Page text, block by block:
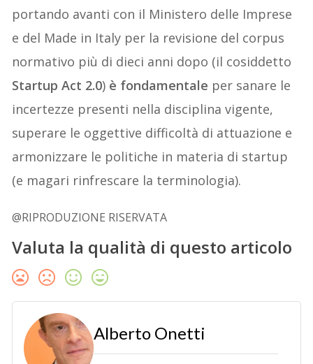
portando avanti con il Ministero delle Imprese
e del Made in Italy per la revisione del corpus
normativo più di dieci anni dopo (il cosiddetto
Startup Act 2.0) è fondamentale per sanare le
incertezze presenti nella disciplina vigente,
superare le oggettive difficoltà di attuazione e
armonizzare le politiche in materia di startup
(e magari rinfrescare la terminologia).
@RIPRODUZIONE RISERVATA
Valuta la qualità di questo articolo
Alberto Onetti